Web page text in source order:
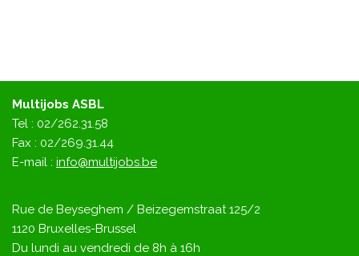
Multijobs ASBL
Tel : 02/262.31.58
Fax : 02/269.31.44
E-mail : info@multijobs.be
Rue de Beyseghem / Beizegemstraat 125/2
1120 Bruxelles-Brussel
Du lundi au vendredi de 8h à 16h